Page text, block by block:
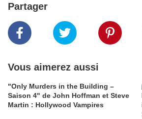
Partager
Vous aimerez aussi
"Only Murders in the Building –
Saison 4" de John Hoffman et Steve
Martin : Hollywood Vampires